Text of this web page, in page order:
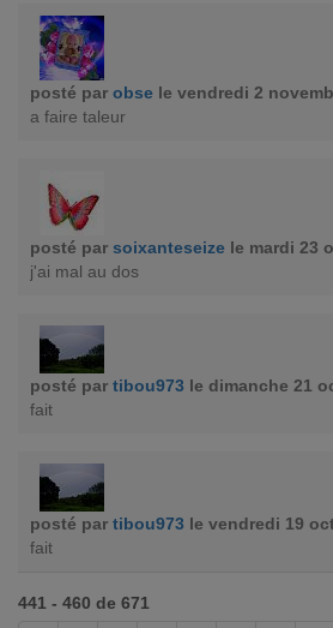
posté par obse le vendredi 2
a faire taleur
posté par soixanteseize le mardi 23
j'ai mal au dos
posté par tibou973 le dimanche 21
fait
posté par tibou973 le vendredi 19
fait
441 - 460 de 671